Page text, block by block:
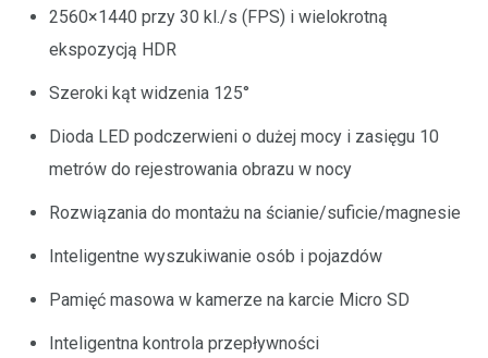
2560×1440 przy 30 kl./s (FPS) i wielokrotną
ekspozycją HDR
Szeroki kąt widzenia 125°
Dioda LED podczerwieni o dużej mocy i zasięgu 10
metrów do rejestrowania obrazu w nocy
Rozwiązania do montażu na ścianie/suficie/magnesie
Inteligentne wyszukiwanie osób i pojazdów
Pamięć masowa w kamerze na karcie Micro SD
Inteligentna kontrola przepływności